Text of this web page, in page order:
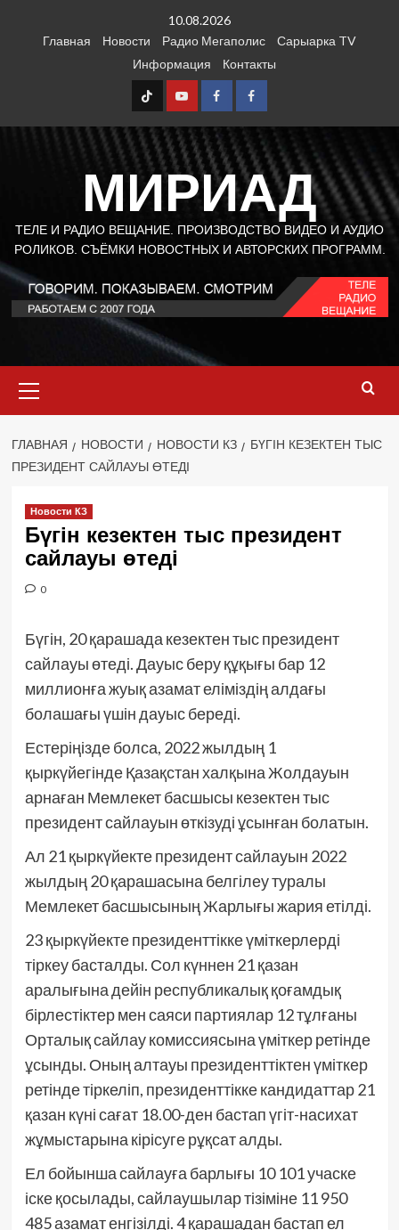
10.08.2026
Главная
Новости Радио Мегаполис
Сарыарка TV
Информация
Контакты
TT Youtube
FB1 FB2
МИРИАД
ТЕЛЕ И РАДИО ВЕЩАНИЕ. ПРОИЗВОДСТВО ВИДЕО И АУДИО
РОЛИКОВ. СЪЁМКИ НОВОСТНЫХ И АВТОРСКИХ ПРОГРАММ.
меню
ГЛАВНАЯ НОВОСТИ НОВОСТИ КЗ
БҮГІН КЕЗЕКТЕН ТЫС
ПРЕЗИДЕНТ САЙЛАУЫ ӨТЕДІ
Новости КЗ
Бүгін кезектен тыс президент
сайлауы өтеді
0
Бүгін, 20 қарашада кезектен тыс президент
сайлауы өтеді. Дауыс беру құқығы бар 12
миллионға жуық азамат еліміздің алдағы
болашағы үшін дауыс береді.
Естеріңізде болса, 2022 жылдың 1
қыркүйегінде Қазақстан халқына Жолдауын
арнаған Мемлекет басшысы кезектен тыс
президент сайлауын өткізуді ұсынған болатын.
Ал 21 қыркүйекте президент сайлауын 2022
жылдың 20 қарашасына белгілеу туралы
Мемлекет басшысының Жарлығы жария етілді.
23 қыркүйекте президенттікке үміткерлерді
тіркеу басталды. Сол күннен 21 қазан
аралығына дейін республикалық қоғамдық
бірлестіктер мен саяси партиялар 12 тұлғаны
Орталық сайлау комиссиясына үміткер ретінде
ұсынды. Оның алтауы президенттіктен үміткер
ретінде тіркеліп, президенттікке кандидаттар 21
қазан күні сағат 18.00-ден бастап үгіт-насихат
жұмыстарына кірісуге рұқсат алды.
Ел бойынша сайлауға барлығы 10 101 учаске
іске қосылады, сайлаушылар тізіміне 11 950
485 азамат енгізілді. 4 қарашадан бастап ел